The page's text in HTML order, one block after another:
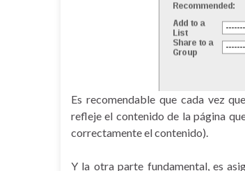
Es recomendable que cada vez
refleje el contenido de la página
correctamente el contenido).
Y la otra parte fundamental, es